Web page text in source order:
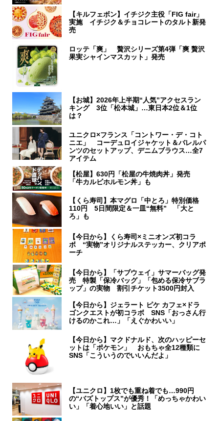
【キルフェボン】イチジク主役「FIG fair」
実施 イチジク＆チョコレートのタルト新発
売
ロッテ「爽」 贅沢シリーズ第4弾「爽 贅沢
果実シャインマスカット」発売
【お城】2026年上半期“人気”アクセスラン
キング 3位「松本城」…東日本2位＆1位
は？
ユニクロ×フランス「コントワー・デ・コト
ニエ」 コーデュロイジャケット＆バレルパ
ンツのセットアップ、デニムブラウス…全7
アイテム
【松屋】630円「松屋の牛焼肉丼」発売
「牛カルビホルモン丼」も
【くら寿司】本マグロ「中とろ」特別価格
110円 5日間限定＆一皿“無料” 「大と
ろ」も
【今日から】くら寿司×ミニオンズ初コラ
ボ “実物”オリジナルステッカー、クリアポ
ーチ
【今日から】「サブウェイ」サマーバッグ発
売 特製「保冷バッグ」「包める保冷サブラ
ップ」の実物 割引チケット3500円封入
【今日から】ジェラート ピケ カフェ×ドラ
ゴンクエストが初コラボ SNS「おっさん行
けるのかこれ…」「えぐかわいい」
【今日から】マクドナルド、次のハッピーセ
ットは「ポケモン」 おもちゃ全12種類に
SNS「こういうのでいいんだよ」
【ユニクロ】1枚でも重ね着でも…990円
の“バズトップス”が優秀！「めっちゃかわい
い」「着心地いい」と話題